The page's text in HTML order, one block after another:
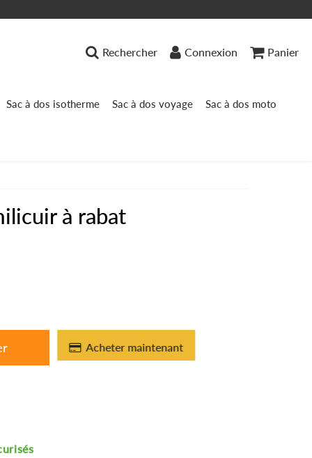
Rechercher Connexion Panier
Sac à dos isotherme Sac à dos voyage Sac à dos moto
à rabat
Acheter maintenant